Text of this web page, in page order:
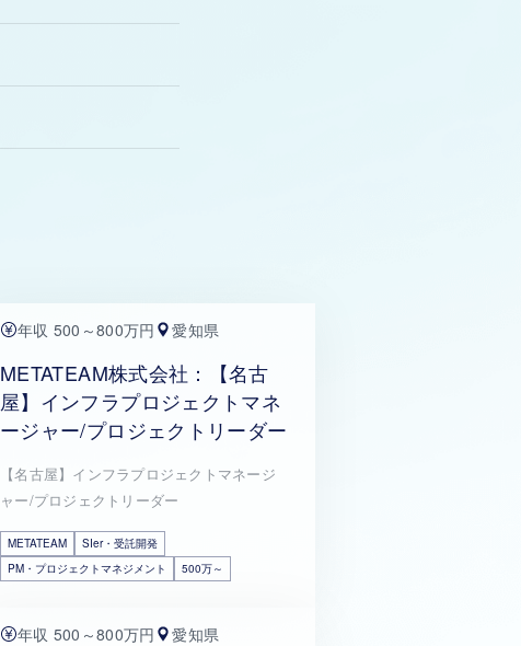
年収 500～800万円 愛知県
METATEAM株式会社：【名古
屋】インフラプロジェクトマネ
ージャー/プロジェクトリーダー
【名古屋】インフラプロジェクトマネージ
ャー/プロジェクトリーダー
METATEAM
SIer・受託開発
PM・プロジェクトマネジメント
500万～
年収 500～800万円 愛知県